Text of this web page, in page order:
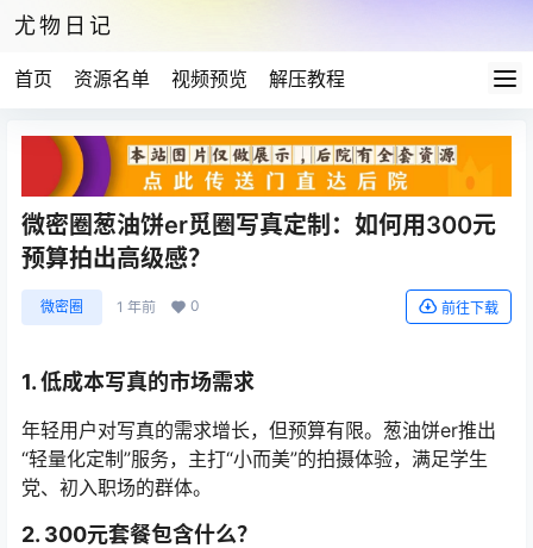
尤物日记
首页 资源名单 视频预览 解压教程
微密圈葱油饼er觅圈写真定制：如何用300元
预算拍出高级感？
微密圈 1 年前 0 前往下载
1. 低成本写真的市场需求
年轻用户对写真的需求增长，但预算有限。葱油饼er推出
“轻量化定制”服务，主打“小而美”的拍摄体验，满足学生
党、初入职场的群体。
2. 300元套餐包含什么？